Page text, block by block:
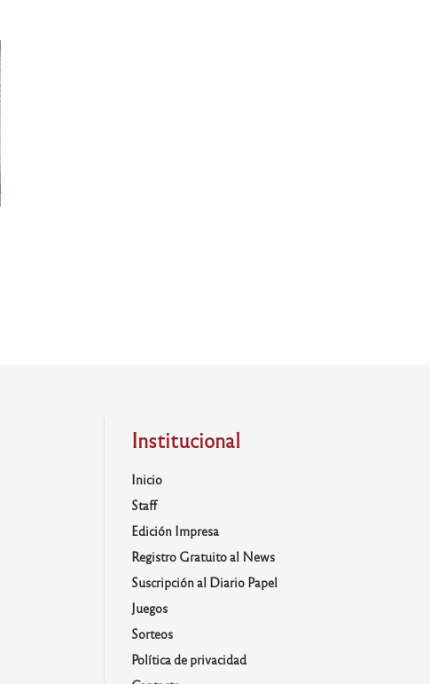
Institucional
Inicio
Staff
Edición Impresa
Registro Gratuito al News
Suscripción al Diario Papel
Juegos
Sorteos
Política de privacidad